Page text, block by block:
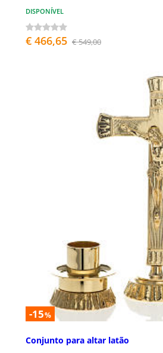
DISPONÍVEL
€ 466,65 € 549,00
-15%
Conjunto para altar latão